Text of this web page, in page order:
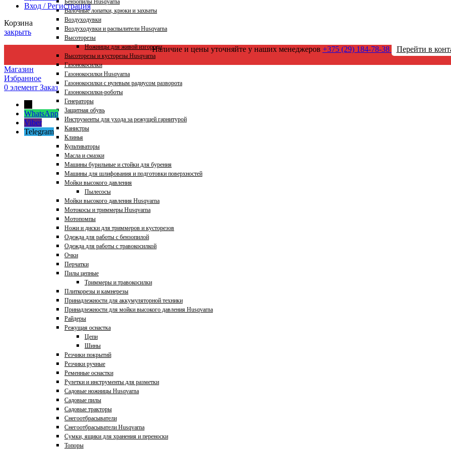
Бензопилы Husqvarna
Валочные лопатки, крюки и захваты
Воздуходувки
Воздуходувки и распылители Husqvarna
Высоторезы
Ножницы для живой изгороди
Высоторезы и кусторезы Husqvarna
Газонокосилки
Газонокосилки Husqvarna
Газонокосилки с нулевым радиусом разворота
Газонокосилки-роботы
Генераторы
Защитная обувь
Инструменты для ухода за режущей гарнитурой
Канистры
Клинья
Культиваторы
Масла и смазки
Машины бурильные и стойки для бурения
Машины для шлифования и подготовки поверхностей
Мойки высокого давления
Пылесосы
Мойки высокого давления Husqvarna
Мотокосы и триммеры Husqvarna
Мотопомпы
Ножи и диски для триммеров и кусторезов
Одежда для работы с бензопилой
Одежда для работы с травокосилкой
Очки
Перчатки
Пилы цепные
Триммеры и травокосилки
Плиткорезы и камнерезы
Принадлежности для аккумуляторной техники
Принадлежности для мойки высокого давления Husqvarna
Райдеры
Режущая оснастка
Цепи
Шины
Резчики покрытий
Резчики ручные
Ременные оснастки
Рулетки и инструменты для разметки
Садовые ножницы Husqvarna
Садовые пилы
Садовые тракторы
Снегоотбрасыватели
Снегоотбрасыватели Husqvarna
Сумки, ящики для хранения и переноски
Топоры
Вход / Регистрация
Корзина
закрыть
Наличие и цены уточняйте у наших менеджеров +375 (29) 184-78-38 Перейти в
Магазин
Избранное
0 элемент Заказ
WhatsApp
Viber
Telegram